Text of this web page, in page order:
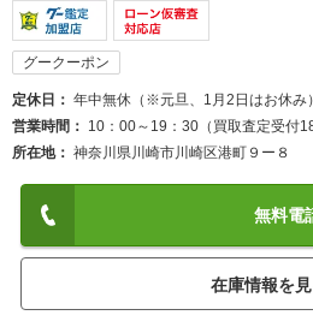
グークーポン
定休日
年中無休（※元旦、1月2日はお休み）
営業時間
10：00～19：30（買取査定受付
所在地
神奈川県川崎市川崎区港町９ー８
無料電